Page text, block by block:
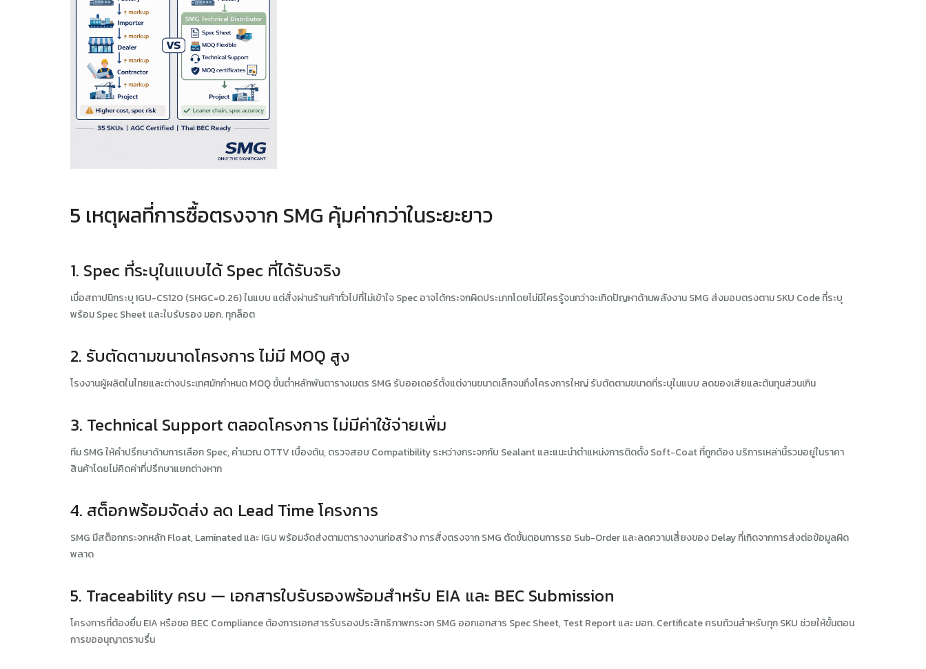
5 เหตุผลที่การซื้อตรงจาก SMG คุ้มค่ากว่าในระยะยาว
1. Spec ที่ระบุในแบบได้ Spec ที่ได้รับจริง
เมื่อสถาปนิกระบุ IGU-CS120 (SHGC=0.26) ในแบบ แต่สั่งผ่านร้านค้าทั่วไปที่ไม่เข้าใจ Spec อาจได้กระจกผิดประเภทโดยไม่มีใครรู้จนกว่าจะเกิดปัญหาด้านพลังงาน SMG ส่งมอบตรงตาม SKU Code ที่ระบุ
พร้อม Spec Sheet และใบรับรอง มอก. ทุกล็อต
2. รับตัดตามขนาดโครงการ ไม่มี MOQ สูง
โรงงานผู้ผลิตในไทยและต่างประเทศมักกำหนด MOQ ขั้นต่ำหลักพันตารางเมตร SMG รับออเดอร์ตั้งแต่งานขนาดเล็กจนถึงโครงการใหญ่ รับตัดตามขนาดที่ระบุในแบบ ลดของเสียและต้นทุนส่วนเกิน
3. Technical Support ตลอดโครงการ ไม่มีค่าใช้จ่ายเพิ่ม
ทีม SMG ให้คำปรึกษาด้านการเลือก Spec, คำนวณ OTTV เบื้องต้น, ตรวจสอบ Compatibility ระหว่างกระจกกับ Sealant และแนะนำตำแหน่งการติดตั้ง Soft-Coat ที่ถูกต้อง บริการเหล่านี้รวมอยู่ในราคา
สินค้าโดยไม่คิดค่าที่ปรึกษาแยกต่างหาก
4. สต็อกพร้อมจัดส่ง ลด Lead Time โครงการ
SMG มีสต็อกกระจกหลัก Float, Laminated และ IGU พร้อมจัดส่งตามตารางงานก่อสร้าง การสั่งตรงจาก SMG ตัดขั้นตอนการรอ Sub-Order และลดความเสี่ยงของ Delay ที่เกิดจากการส่งต่อข้อมูลผิด
พลาด
5. Traceability ครบ — เอกสารใบรับรองพร้อมสำหรับ EIA และ BEC Submission
โครงการที่ต้องยื่น EIA หรือขอ BEC Compliance ต้องการเอกสารรับรองประสิทธิภาพกระจก SMG ออกเอกสาร Spec Sheet, Test Report และ มอก. Certificate ครบถ้วนสำหรับทุก SKU ช่วยให้ขั้นตอน
การขออนุญาตราบรื่น